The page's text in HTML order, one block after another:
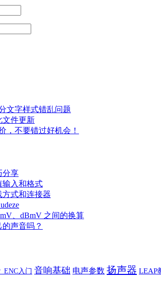
文字样式错乱问题
文件更新
，不要错过好机会！
分享
输入和格式
式和连接器
、dBmV 之间的换算
声音吗？
入门 音响基础 电声参数 扬声器 LEAP